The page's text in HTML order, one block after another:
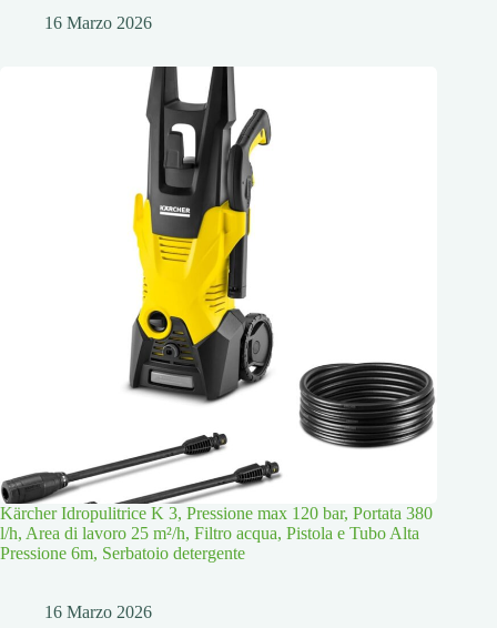
16 Marzo 2026
Kärcher Idropulitrice K 3, Pressione max 120 bar, Portata 380
l/h, Area di lavoro 25 m²/h, Filtro acqua, Pistola e Tubo Alta
Pressione 6m, Serbatoio detergente
16 Marzo 2026